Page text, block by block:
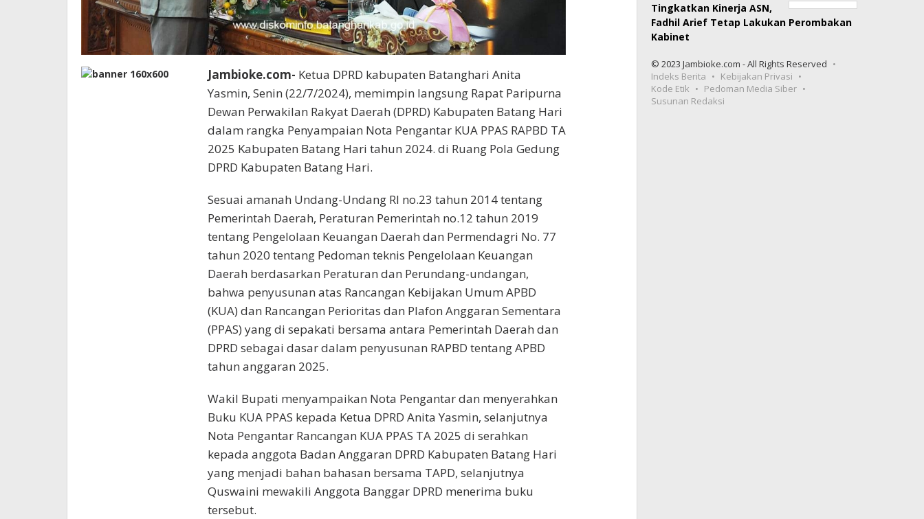
Jambioke.com- Ketua DPRD kabupaten Batanghari Anita
Yasmin, Senin (22/7/2024), memimpin langsung Rapat Paripurna
Dewan Perwakilan Rakyat Daerah (DPRD) Kabupaten Batang Hari
dalam rangka Penyampaian Nota Pengantar KUA PPAS RAPBD TA
2025 Kabupaten Batang Hari tahun 2024. di Ruang Pola Gedung
DPRD Kabupaten Batang Hari.
Sesuai amanah Undang-Undang RI no.23 tahun 2014 tentang
Pemerintah Daerah, Peraturan Pemerintah no.12 tahun 2019
tentang Pengelolaan Keuangan Daerah dan Permendagri No. 77
tahun 2020 tentang Pedoman teknis Pengelolaan Keuangan
Daerah berdasarkan Peraturan dan Perundang-undangan,
bahwa penyusunan atas Rancangan Kebijakan Umum APBD
(KUA) dan Rancangan Perioritas dan Plafon Anggaran Sementara
(PPAS) yang di sepakati bersama antara Pemerintah Daerah dan
DPRD sebagai dasar dalam penyusunan RAPBD tentang APBD
tahun anggaran 2025.
Wakil Bupati menyampaikan Nota Pengantar dan menyerahkan
Buku KUA PPAS kepada Ketua DPRD Anita Yasmin, selanjutnya
Nota Pengantar Rancangan KUA PPAS TA 2025 di serahkan
kepada anggota Badan Anggaran DPRD Kabupaten Batang Hari
yang menjadi bahan bahasan bersama TAPD, selanjutnya
Quswaini mewakili Anggota Banggar DPRD menerima buku
tersebut.
Tingkatkan Kinerja ASN,
Fadhil Arief Tetap Lakukan Perombakan
Kabinet
© 2023 Jambioke.com - All Rights Reserved
Indeks Berita
Kebijakan Privasi
Kode Etik
Pedoman Media Siber
Susunan Redaksi